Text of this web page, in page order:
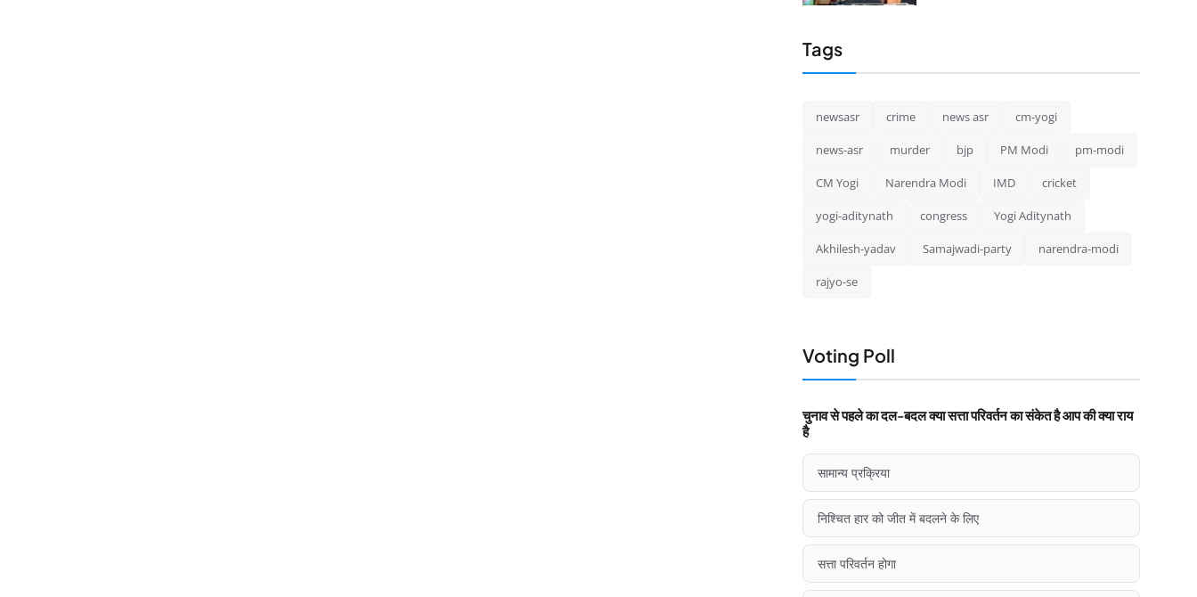
Tags
newsasr crime news asr cm-yogi
news-asr murder bjp PM Modi pm-modi
CM Yogi Narendra Modi IMD cricket
yogi-aditynath congress Yogi Aditynath
Akhilesh-yadav Samajwadi-party narendra-modi
rajyo-se
Voting Poll
चुनाव से पहले का दल-बदल क्या सत्ता परिवर्तन का संकेत है आप की क्या राय
है
सामान्य प्रक्रिया
निश्चित हार को जीत में बदलने के लिए
सत्ता परिवर्तन होगा